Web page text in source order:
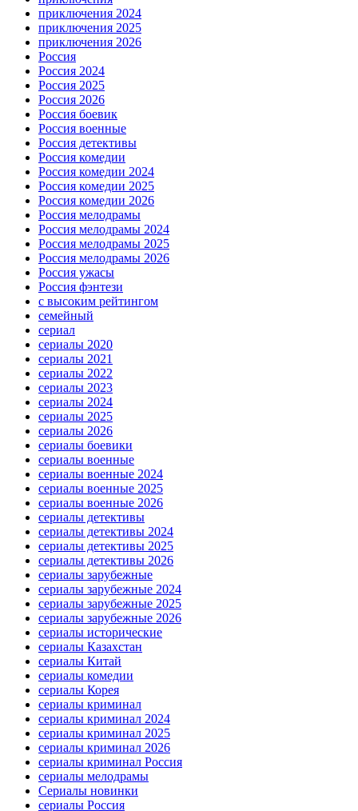
приключения 2024
приключения 2025
приключения 2026
Россия
Россия 2024
Россия 2025
Россия 2026
Россия боевик
Россия военные
Россия детективы
Россия комедии
Россия комедии 2024
Россия комедии 2025
Россия комедии 2026
Россия мелодрамы
Россия мелодрамы 2024
Россия мелодрамы 2025
Россия мелодрамы 2026
Россия ужасы
Россия фэнтези
с высоким рейтингом
семейный
сериал
сериалы 2020
сериалы 2021
сериалы 2022
сериалы 2023
сериалы 2024
сериалы 2025
сериалы 2026
сериалы боевики
сериалы военные
сериалы военные 2024
сериалы военные 2025
сериалы военные 2026
сериалы детективы
сериалы детективы 2024
сериалы детективы 2025
сериалы детективы 2026
сериалы зарубежные
сериалы зарубежные 2024
сериалы зарубежные 2025
сериалы зарубежные 2026
сериалы исторические
сериалы Казахстан
сериалы Китай
сериалы комедии
сериалы Корея
сериалы криминал
сериалы криминал 2024
сериалы криминал 2025
сериалы криминал 2026
сериалы криминал Россия
сериалы мелодрамы
Сериалы новинки
сериалы Россия